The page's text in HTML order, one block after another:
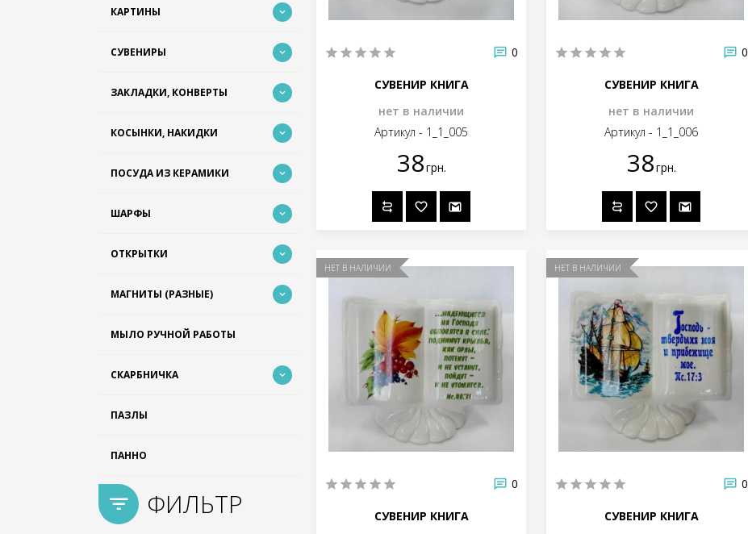
КАРТИНЫ
СУВЕНИРЫ
ЗАКЛАДКИ, КОНВЕРТЫ
КОСЫНКИ, НАКИДКИ
ПОСУДА ИЗ КЕРАМИКИ
ШАРФЫ
ОТКРЫТКИ
МАГНИТЫ (РАЗНЫЕ)
МЫЛО РУЧНОЙ РАБОТЫ
СКАРБНИЧКА
ПАЗЛЫ
ПАННО
ФИЛЬТР
0
СУВЕНИР КНИГА
нет в наличии
Артикул - 1_1_005
38грн.
0
СУВЕНИР КНИГА
нет в наличии
Артикул - 1_1_006
38грн.
НЕТ В НАЛИЧИИ
0
СУВЕНИР КНИГА
НЕТ В НАЛИЧИИ
0
СУВЕНИР КНИГА